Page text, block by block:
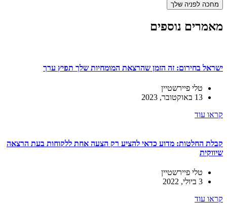
מחכה לפניה שלך
מאמרים נוספים
ישראל בחירום: זה הזמן שהרצאת המומחיות שלך תפיץ ערך
טלי פיירשטיין
13 באוקטובר, 2023
קראו עוד
קבלת החלטות: מדוע כדאי להציע רק הצעה אחת ללקוחות בעת הרצאה
שיווקית
טלי פיירשטיין
3 ביולי, 2022
קראו עוד